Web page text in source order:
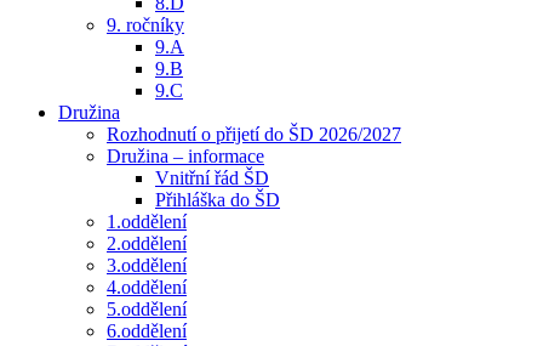
9. ročníky
9.A
9.B
9.C
Družina
Rozhodnutí o přijetí do ŠD 2026/2027
Družina – informace
Vnitřní řád ŠD
Přihláška do ŠD
1.oddělení
2.oddělení
3.oddělení
4.oddělení
5.oddělení
6.oddělení